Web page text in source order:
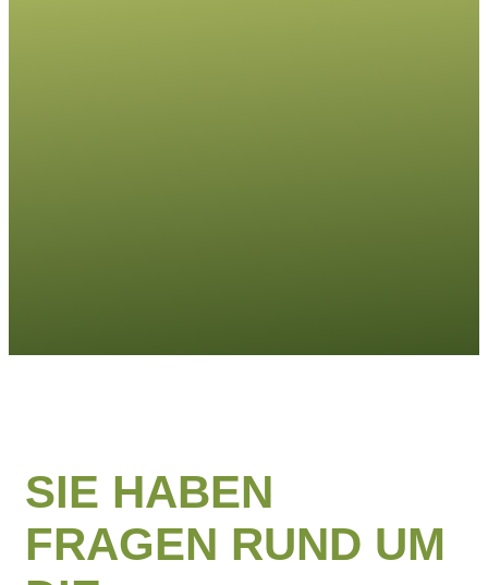
SIE HABEN
FRAGEN RUND UM